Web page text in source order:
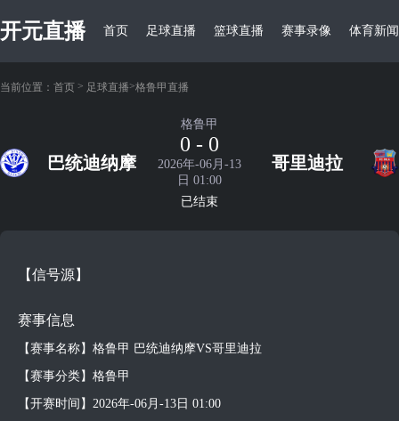
开元直播 首页 足球直播 篮球直播 赛事录像 体育新闻
当前位置： 首页 > 足球直播>格鲁甲直播
巴统迪纳摩
格鲁甲
0 - 0
2026年-06月-13
日 01:00
已结束
哥里迪拉
【信号源】
赛事信息
【赛事名称】格鲁甲 巴统迪纳摩VS哥里迪拉
【赛事分类】格鲁甲
【开赛时间】2026年-06月-13日 01:00